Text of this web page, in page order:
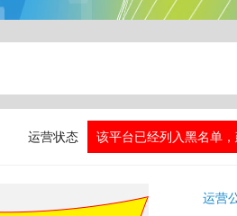
运营状态 该平台已经列入黑名单
运营